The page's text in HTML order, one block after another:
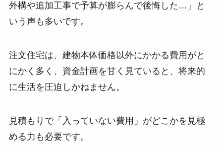
外構や追加工事で予算が膨らんで後悔した…」と
いう声も多いです。
注文住宅は、建物本体価格以外にかかる費用がと
にかく多く、資金計画を甘く見ていると、将来的
に生活を圧迫しかねません。
見積もりで「入っていない費用」がどこかを見極
める力も必要です。